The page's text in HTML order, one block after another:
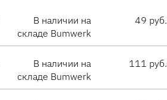
В наличии на
складе Bumwerk
49 руб.
В наличии на
складе Bumwerk
111 руб.